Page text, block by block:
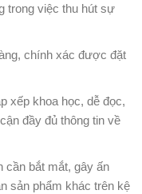
trong việc thu hút sự
chính xác được đặt
xếp khoa học, dễ đọc,
đầy đủ thông tin về
cần bắt mắt, gây ấn
sản phẩm khác trên kệ